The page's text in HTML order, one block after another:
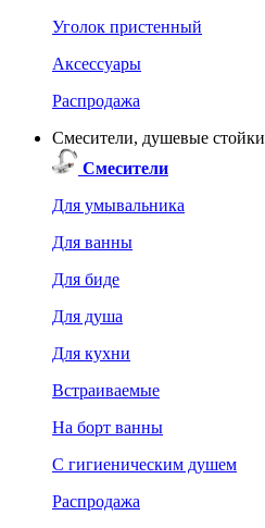
Уголок пристенный
Аксессуары
Распродажа
Смесители, душевые стойки
Смесители
Для умывальника
Для ванны
Для биде
Для душа
Для кухни
Встраиваемые
На борт ванны
C гигиеническим душем
Распродажа